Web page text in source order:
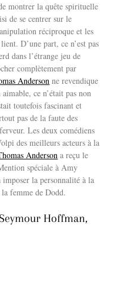
montrer la quête spirituelle
de se centrer sur le
réciproque et les
D’une part, ce n’est pas
dans l’étrange jeu de
complètement par
Anderson ne revendique
ce n’était pas non
toutefois fascinant et
pas de la faute des
Les deux comédiens
des meilleurs acteurs à la
Anderson a reçu le
spéciale à Amy
la personnalité à la
femme de Dodd.
Hoffman,